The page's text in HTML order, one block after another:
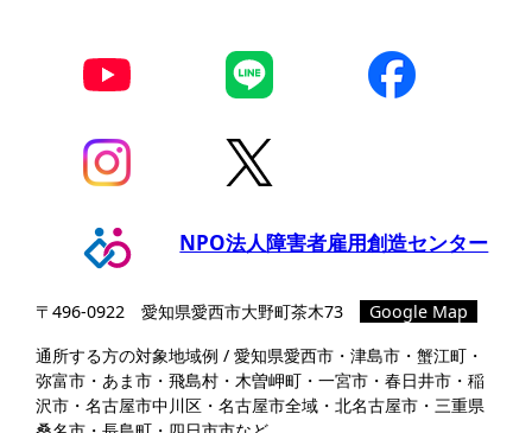
NPO法人障害者雇用創造センター
〒496-0922 愛知県愛⻄市⼤野町茶⽊73
Google Map
通所する方の対象地域例 / 愛知県愛西市・津島市・蟹江町・
弥富市・あま市・飛島村・木曽岬町・一宮市・春日井市・稲
沢市・名古屋市中川区・名古屋市全域・北名古屋市・三重県